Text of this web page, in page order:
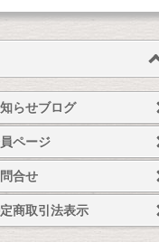
らせブログ
ページ
合せ
商取引法表示